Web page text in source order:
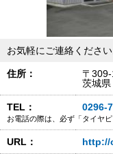
お気軽にご連絡ください
住所：
〒
茨城
TEL： 0296-
お電話の際は、必ず「タイヤ
URL： http://